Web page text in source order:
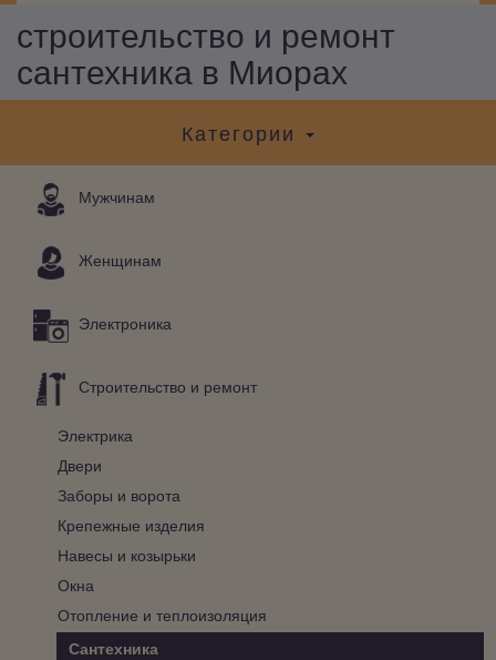
строительство и ремонт
сантехника в Миорах
Категории
Мужчинам
Женщинам
Электроника
Строительство и ремонт
Электрика
Двери
Заборы и ворота
Крепежные изделия
Навесы и козырьки
Окна
Отопление и теплоизоляция
Сантехника